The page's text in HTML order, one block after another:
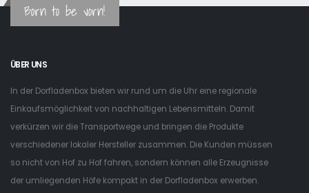
Born to be vorn!
ÜBER UNS
In der Dorfladenbox bieten wir rund um die Uhr eine regionale
Einkaufsmöglichkeit von nachhaltigen Lebensmitteln. Damit
verkürzen wir die Transportwege und bringen die Produkte
verschiedener lokaler Hersteller zusammen. Die Kunden müssen
so nicht von Hof zu Hof fahren, sondern können alle Erzeugnisse
der umliegenden Höfe kompakt in der Dorfladenbox erwerben.